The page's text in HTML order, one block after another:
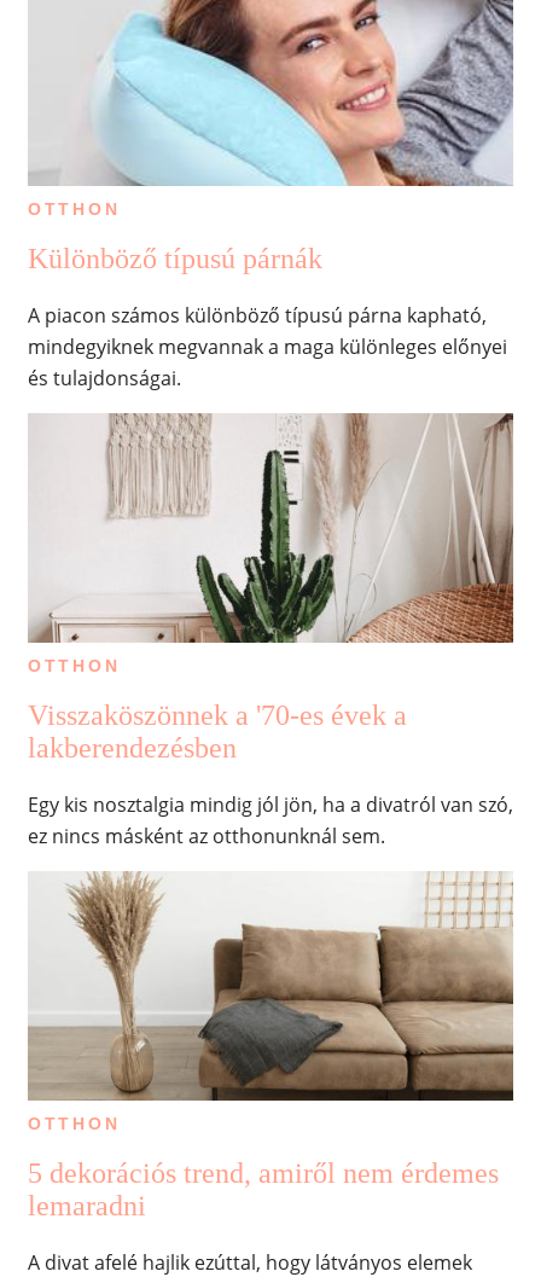
OTTHON
Különböző típusú párnák
A piacon számos különböző típusú párna kapható,
mindegyiknek megvannak a maga különleges előnyei
és tulajdonságai.
OTTHON
Visszaköszönnek a '70-es évek a
lakberendezésben
Egy kis nosztalgia mindig jól jön, ha a divatról van szó,
ez nincs másként az otthonunknál sem.
OTTHON
5 dekorációs trend, amiről nem érdemes
lemaradni
A divat afelé hajlik ezúttal, hogy látványos elemek